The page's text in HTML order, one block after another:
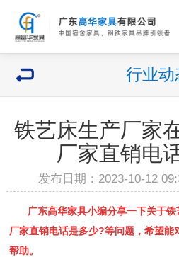
行业动
铁艺床生产厂家
厂家直销电
发布日期：2023-10-12
广东高华家具小编分享一下关于铁
厂家直销电话是多少?等问题，希望能
帮助。